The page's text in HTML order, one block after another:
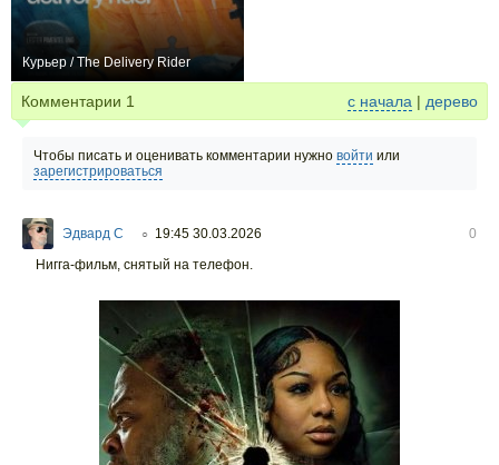
Курьер / The Delivery Rider
Комментарии 1 с начала | дерево
Чтобы писать и оценивать комментарии нужно войти или
зарегистрироваться
Эдвард С ○ 19:45 30.03.2026
0
Нигга-фильм, снятый на телефон.